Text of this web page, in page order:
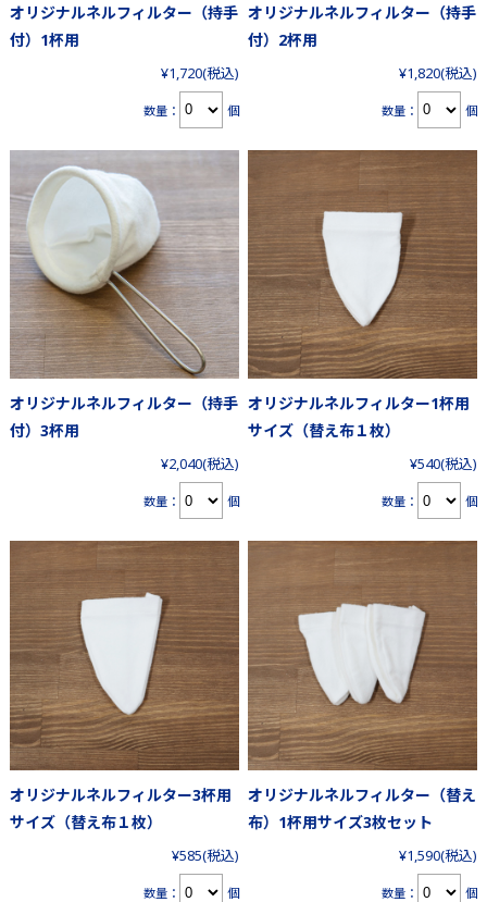
オリジナルネルフィルター（持手
付）1杯用
¥1,720(税込)
数量： 個
オリジナルネルフィルター（持手
付）2杯用
¥1,820(税込)
数量： 個
オリジナルネルフィルター（持手
付）3杯用
¥2,040(税込)
数量： 個
オリジナルネルフィルター1杯用
サイズ（替え布１枚）
¥540(税込)
数量： 個
オリジナルネルフィルター3杯用
サイズ（替え布１枚）
¥585(税込)
数量： 個
オリジナルネルフィルター（替え
布）1杯用サイズ3枚セット
¥1,590(税込)
数量： 個